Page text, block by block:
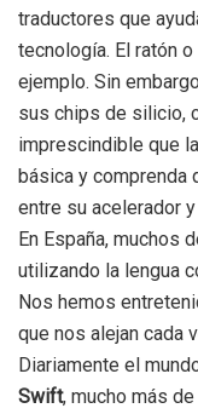
traductores que
tecnología. El ratón
ejemplo. Sin
sus chips de silicio,
imprescindible que
básica y comprenda
entre su acelerador
En España, muchos
utilizando la lengua
Nos hemos
que nos alejan cada
Diariamente el
Swift, mucho más